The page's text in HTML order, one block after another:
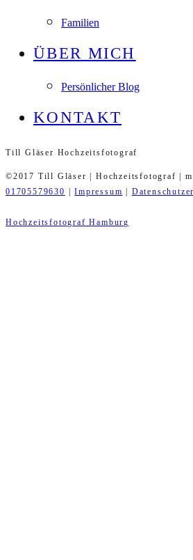
Familien
ÜBER MICH
Persönlicher Blog
KONTAKT
Till Gläser Hochzeitsfotograf
©2017 Till Gläser | Hochzeitsfotograf |
01705579630
|Impressum
Hochzeitsfotograf Hamburg